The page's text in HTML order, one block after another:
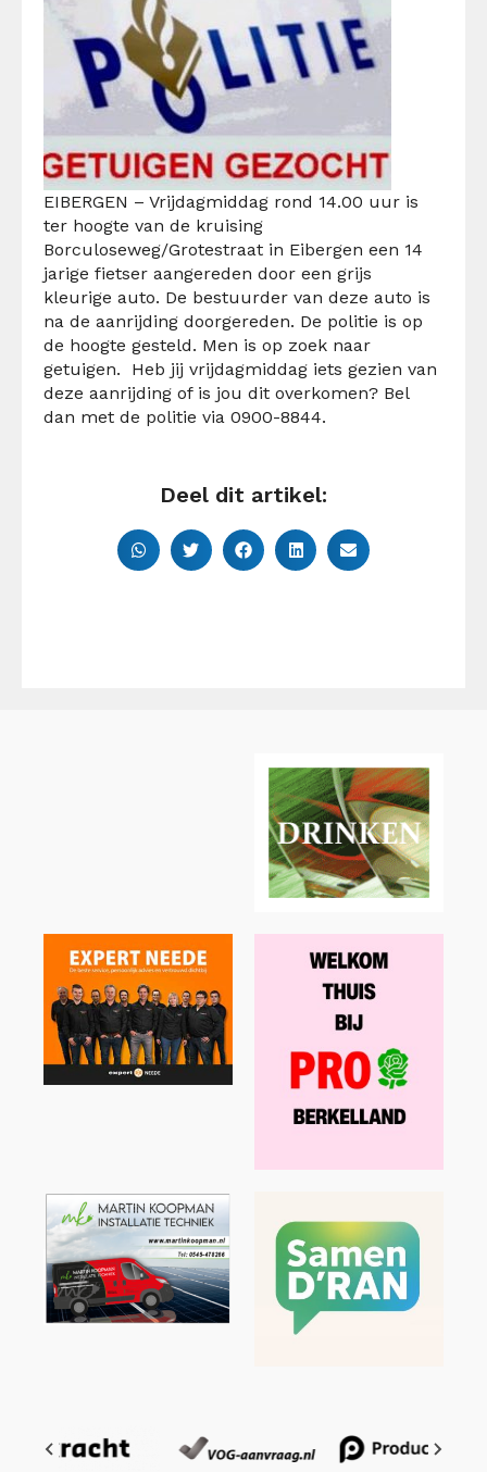
EIBERGEN – Vrijdagmiddag rond 14.00 uur is
ter hoogte van de kruising
Borculoseweg/Grotestraat in Eibergen een 14
jarige fietser aangereden door een grijs
kleurige auto. De bestuurder van deze auto is
na de aanrijding doorgereden. De politie is op
de hoogte gesteld. Men is op zoek naar
getuigen. Heb jij vrijdagmiddag iets gezien van
deze aanrijding of is jou dit overkomen? Bel
dan met de politie via 0900-8844.
Deel dit artikel: